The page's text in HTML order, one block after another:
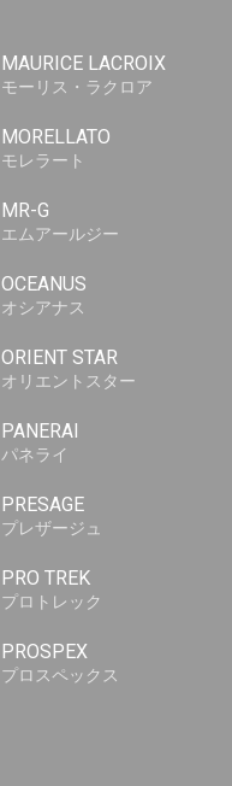
MAURICE LACROIX
モーリス・ラクロア
MORELLATO
モレラート
MR-G
エムアールジー
OCEANUS
オシアナス
ORIENT STAR
オリエントスター
PANERAI
パネライ
PRESAGE
プレザージュ
PRO TREK
プロトレック
PROSPEX
プロスペックス